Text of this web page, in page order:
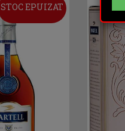
STOC EPUIZAT